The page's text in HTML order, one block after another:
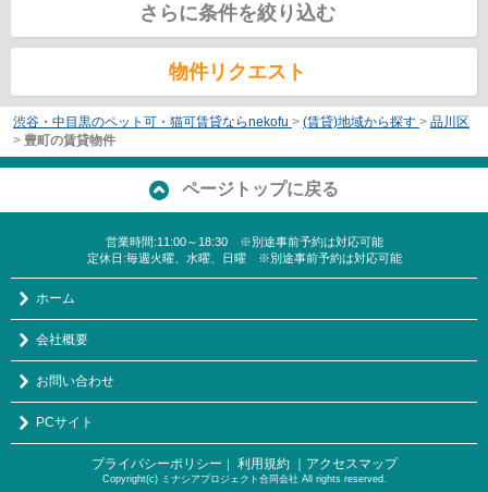
さらに条件を絞り込む
物件リクエスト
渋谷・中目黒のペット可・猫可賃貸ならnekofu > (賃貸)地域から探す > 品川区
> 豊町の賃貸物件
ページトップに戻る
営業時間:11:00～18:30 ※別途事前予約は対応可能
定休日:毎週火曜、水曜、日曜 ※別途事前予約は対応可能
ホーム
会社概要
お問い合わせ
PCサイト
プライバシーポリシー ｜ 利用規約 ｜アクセスマップ
Copyright(c) ミナシアプロジェクト合同会社 All rights reserved.